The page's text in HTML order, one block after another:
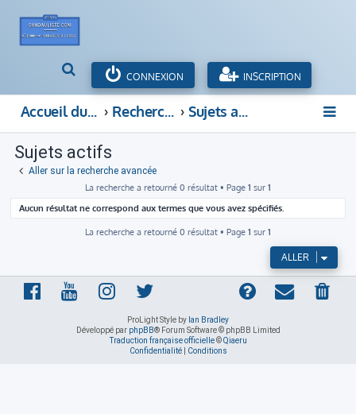
h
e
r
e
r
CONNEXION INSCRIPTION
Accueil du forum Rechercher Sujets actifs
Sujets actifs
Aller sur la recherche avancée
La recherche a retourné 0 résultat • Page 1 sur 1
Aucun résultat ne correspond aux termes que vous avez spécifiés.
La recherche a retourné 0 résultat • Page 1 sur 1
ALLER
ProLight Style by Ian Bradley
Développé par phpBB® Forum Software © phpBB Limited
Traduction française officielle©Qiaeru
Confidentialité| Conditions